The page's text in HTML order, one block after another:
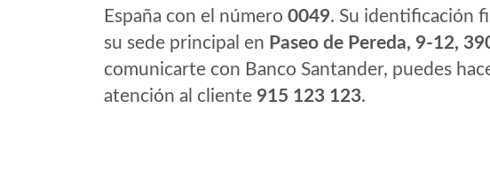
España con el número 0049. Su identificación
su sede principal en Paseo de Pereda, 9-12,
comunicarte con Banco Santander, puedes
atención al cliente 915 123 123.